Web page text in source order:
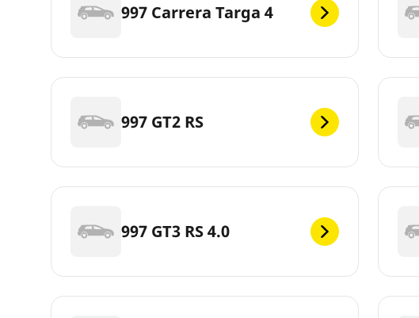
997 Carrera Targa 4
997 GT2 RS
997 GT3 RS 4.0